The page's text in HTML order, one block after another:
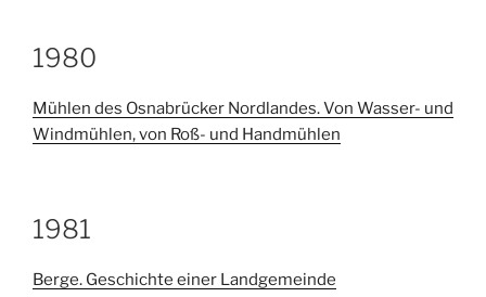
1980
Mühlen des Osnabrücker Nordlandes. Von Wasser- und
Windmühlen, von Roß- und Handmühlen
1981
Berge. Geschichte einer Landgemeinde